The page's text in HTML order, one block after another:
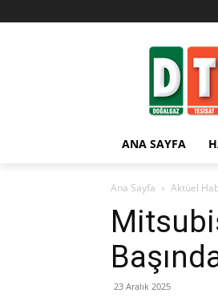
ANA SAYFA
Ana Sayfa Aktüel
23 Aralık 2025